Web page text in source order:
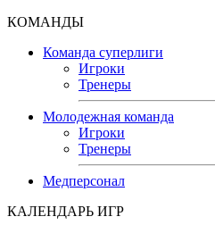
КОМАНДЫ
Команда суперлиги
Игроки
Тренеры
Молодежная команда
Игроки
Тренеры
Медперсонал
КАЛЕНДАРЬ ИГР